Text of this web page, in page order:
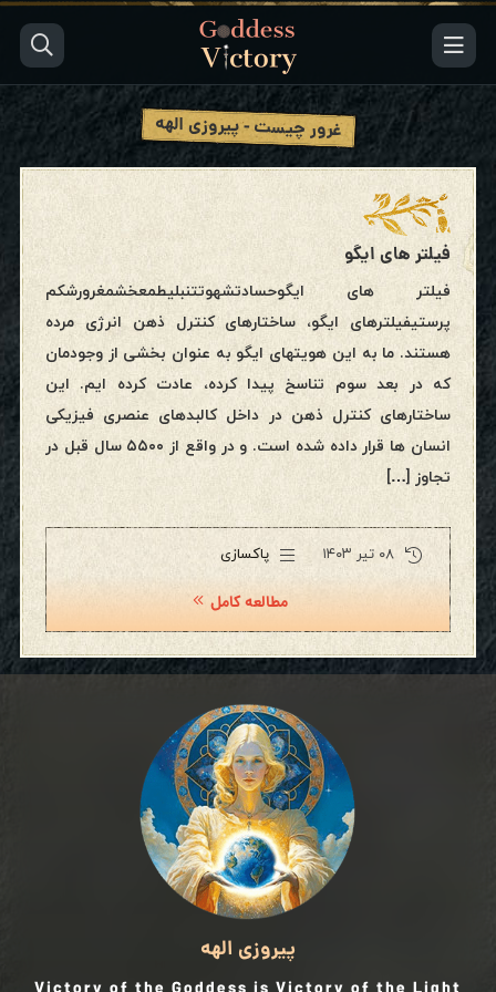
غرور چیست - پیروزی الهه
فیلتر های ایگو
فیلتر های ایگوحسادتشهوتتنبلیطمعخشمغرورشکم
پرستیفیلترهای ایگو، ساختارهای کنترل ذهن انرژی مرده
هستند. ما به این هویتهای ایگو به عنوان بخشی از وجودمان
که در بعد سوم تناسخ پیدا کرده، عادت کرده ایم. این
ساختارهای کنترل ذهن در داخل کالبدهای عنصری فیزیکی
انسان ها قرار داده شده است. و در واقع از ۵۵۰۰ سال قبل در
تجاوز […]
۰۸ تیر ۱۴۰۳ پاکسازی
مطالعه کامل
پیروزی الهه